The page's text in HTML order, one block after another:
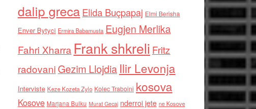
dalip grecaElida Buçpapaj Elmi Berisha
Enver Bytyci Ermira Babamusta Eugjen Merlika
Fahri Xharra Frank shkreli Fritz
radovaniGezim Llojdia Ilir Levonja
Interviste Keze Kozeta Zylo Kolec Traboini kosova
Kosove Marjana Bulku Murat Gecaj nderroi jete ne Kosove